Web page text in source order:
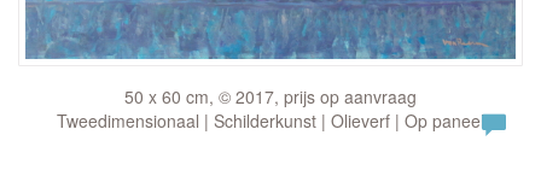
50 x 60 cm, © 2017, prijs op aanvraag
Tweedimensionaal | Schilderkunst | Olieverf | Op paneel